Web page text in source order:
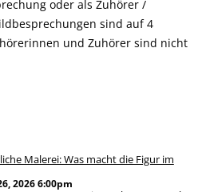
oder als Zuhörer /
sind auf 4
und Zuhörer sind nicht
Malerei: Was macht die Figur im
20266:00pm